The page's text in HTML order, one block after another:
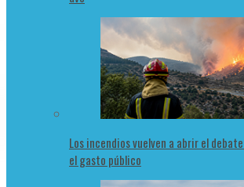
Los incendios vuelven a abrir el
el gasto público